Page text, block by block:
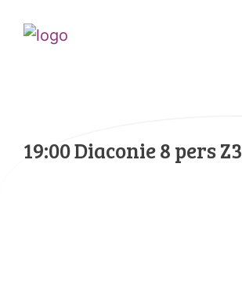
19:00 Diaconie 8 pers Z3